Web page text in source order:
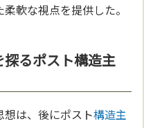
軟な視点を提供した。
るポスト構造主
想は、後にポスト構造主